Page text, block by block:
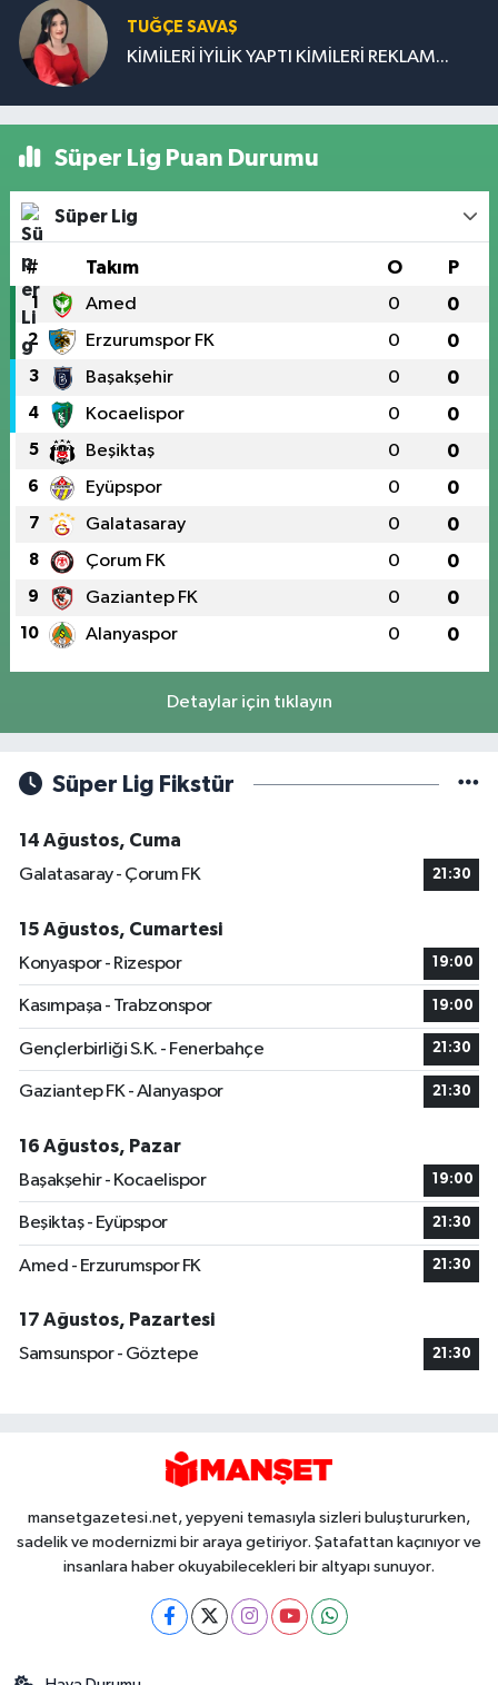
TUĞÇE SAVAŞ
KİMİLERİ İYİLİK YAPTI KİMİLERİ REKLAM...
Süper Lig Puan Durumu
Süper Lig
# Takım O P
1 Amed 0 0
2 Erzurumspor FK 0 0
3 Başakşehir 0 0
4 Kocaelispor 0 0
5 Beşiktaş 0 0
6 Eyüpspor 0 0
7 Galatasaray 0 0
8 Çorum FK 0 0
9 Gaziantep FK 0 0
10 Alanyaspor 0 0
Detaylar için tıklayın
Süper Lig Fikstür
14 Ağustos, Cuma
Galatasaray - Çorum FK
21:30
15 Ağustos, Cumartesi
Konyaspor - Rizespor
19:00
Kasımpaşa - Trabzonspor 19:00
Gençlerbirliği S.K. - Fenerbahçe 21:30
Gaziantep FK - Alanyaspor 21:30
16 Ağustos, Pazar
Başakşehir - Kocaelispor
19:00
Beşiktaş - Eyüpspor 21:30
Amed - Erzurumspor FK 21:30
17 Ağustos, Pazartesi
Samsunspor - Göztepe
21:30
mansetgazetesi.net, yepyeni temasıyla sizleri buluştururken,
sadelik ve modernizmi bir araya getiriyor. Şatafattan kaçınıyor ve
insanlara haber okuyabilecekleri bir altyapı sunuyor.